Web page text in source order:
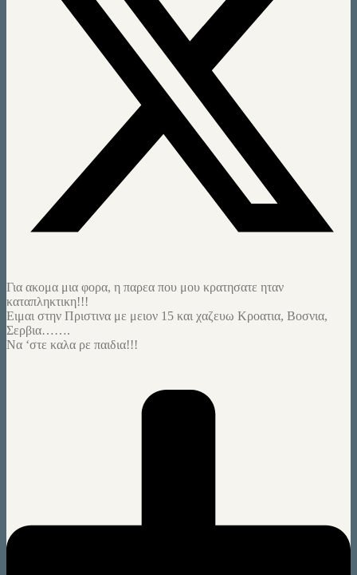
Για ακομα μια φορα, η παρεα που μου κρατησατε ηταν
καταπληκτικη!!!
Ειμαι στην Πριστινα με μειον 15 και χαζευω Κροατια, Βοσνια,
Σερβια…….
Να ‘στε καλα ρε παιδια!!!